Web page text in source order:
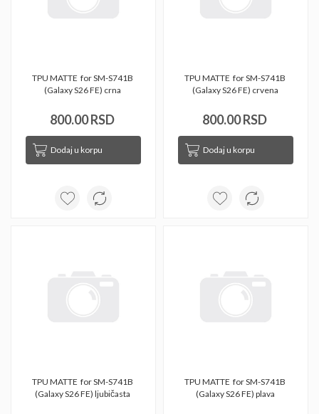
TPU MATTE  for SM-S741B
(Galaxy S26 FE) crna
800.00 RSD
Dodaj u korpu
TPU MATTE  for SM-S741B
(Galaxy S26 FE) crvena
800.00 RSD
Dodaj u korpu
TPU MATTE  for SM-S741B
(Galaxy S26 FE) ljubičasta
TPU MATTE  for SM-S741B
(Galaxy S26 FE) plava